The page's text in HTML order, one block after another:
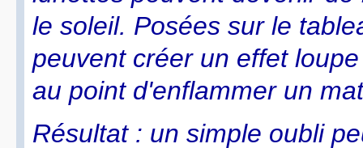
le soleil. Posées sur le
peuvent créer un effet
au point d'enflammer un
Résultat : un simple oubli